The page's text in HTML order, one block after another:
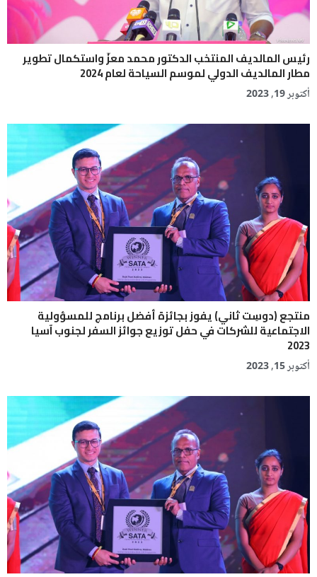
رئيس المالديف المنتخب الدكتور محمد معزّ واستكمال تطوير
مطار المالديف الدولي لموسم السياحة لعام 2024
أكتوبر 19, 2023
منتجع (دوسِت ثاني) يفوز بجائزة أفضل برنامج للمسؤولية
الاجتماعية للشركات في حفل توزيع جوائز السفر لجنوب آسيا
2023
أكتوبر 15, 2023